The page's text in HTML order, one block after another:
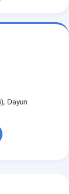
Dayun